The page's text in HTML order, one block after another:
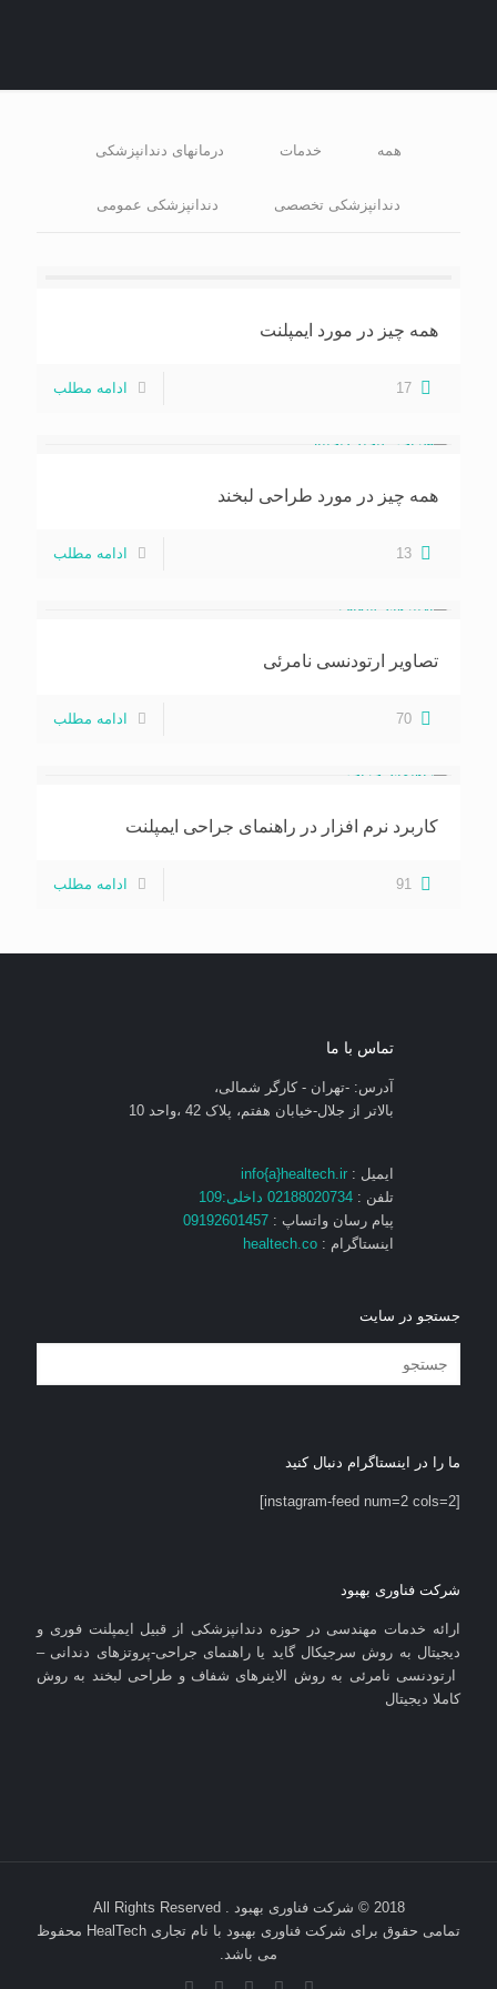
همه خدمات درمانهای دندانپزشکی
دندانپزشکی تخصصی دندانپزشکی عمومی
همه چیز در مورد ایمپلنت
17 ادامه مطلب
همه چیز در مورد طراحی لبخند
13 ادامه مطلب
تصاویر ارتودنسی نامرئی
70 ادامه مطلب
کاربرد نرم افزار در راهنمای جراحی ایمپلنت
91 ادامه مطلب
تماس با ما
آدرس: -تهران - کارگر شمالی،
بالاتر از جلال-خیابان هفتم، پلاک 42 ،واحد 10
ایمیل : info{a}healtech.ir
تلفن : 02188020734 داخلی:109
پیام رسان واتساپ : 09192601457
اینستاگرام : healtech.co
جستجو در سایت
ما را در اینستاگرام دنبال کنید
[instagram-feed num=2 cols=2]
شرکت فناوری بهبود
ارائه خدمات مهندسی در حوزه دندانپزشکی از قبیل ایمپلنت فوری و
دیجیتال به روش سرجیکال گاید یا راهنمای جراحی-پروتزهای دندانی –
ارتودنسی نامرئی به روش الاینرهای شفاف و طراحی لبخند به روش
کاملا دیجیتال
2018 © شرکت فناوری بهبود . All Rights Reserved
تمامی حقوق برای شرکت فناوری بهبود با نام تجاری HealTech محفوظ
می باشد.